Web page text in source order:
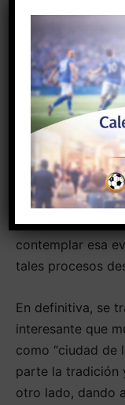
productivo
mediados del
que
diferentes
diseños
ciertos
como la
Con el fin de
proyectará de
presentación de
contemplar esa
tales procesos
En definitiva, se
interesante que
como “ciudad de
parte la tradición
otro lado, dando